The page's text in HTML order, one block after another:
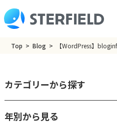
Top Blog
カテゴリーから探す
年別から見る